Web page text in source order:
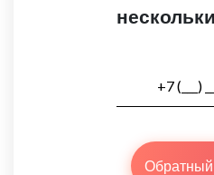
Обратный